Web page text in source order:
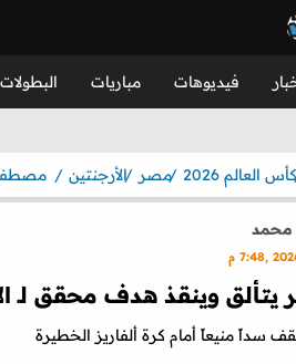
فيديوهات مباريات
كأس العالم 2026 مصر الأرجنتين
محمد
وينقذ هدف محقق لـ
سداً منيعاً أمام كرة ألفاريز الخطيرة